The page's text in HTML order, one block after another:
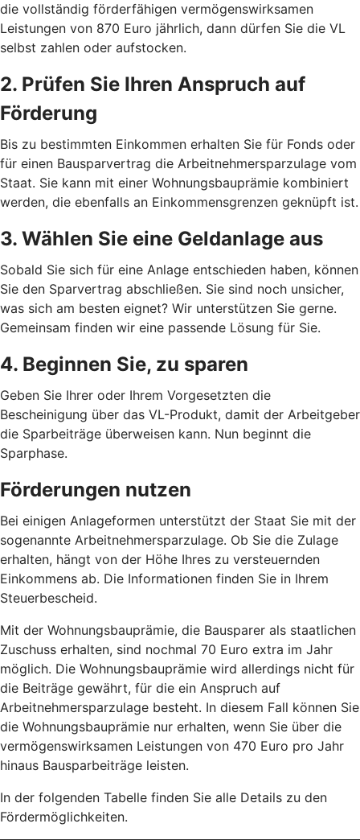
die vollständig förderfähigen vermögenswirksamen
Leistungen von 870 Euro jährlich, dann dürfen Sie die VL
selbst zahlen oder aufstocken.
2. Prüfen Sie Ihren Anspruch auf
Förderung
Bis zu bestimmten Einkommen erhalten Sie für Fonds oder
für einen Bausparvertrag die Arbeitnehmersparzulage vom
Staat. Sie kann mit einer Wohnungsbauprämie kombiniert
werden, die ebenfalls an Einkommensgrenzen geknüpft ist.
3. Wählen Sie eine Geldanlage aus
Sobald Sie sich für eine Anlage entschieden haben, können
Sie den Sparvertrag abschließen. Sie sind noch unsicher,
was sich am besten eignet? Wir unterstützen Sie gerne.
Gemeinsam finden wir eine passende Lösung für Sie.
4. Beginnen Sie, zu sparen
Geben Sie Ihrer oder Ihrem Vorgesetzten die
Bescheinigung über das VL-Produkt, damit der Arbeitgeber
die Sparbeiträge überweisen kann. Nun beginnt die
Sparphase.
Förderungen nutzen
Bei einigen Anlageformen unterstützt der Staat Sie mit der
sogenannte Arbeitnehmersparzulage. Ob Sie die Zulage
erhalten, hängt von der Höhe Ihres zu versteuernden
Einkommens ab. Die Informationen finden Sie in Ihrem
Steuerbescheid.
Mit der Wohnungsbauprämie, die Bausparer als staatlichen
Zuschuss erhalten, sind nochmal 70 Euro extra im Jahr
möglich. Die Wohnungsbauprämie wird allerdings nicht für
die Beiträge gewährt, für die ein Anspruch auf
Arbeitnehmersparzulage besteht. In diesem Fall können Sie
die Wohnungsbauprämie nur erhalten, wenn Sie über die
vermögenswirksamen Leistungen von 470 Euro pro Jahr
hinaus Bausparbeiträge leisten.
In der folgenden Tabelle finden Sie alle Details zu den
Fördermöglichkeiten.